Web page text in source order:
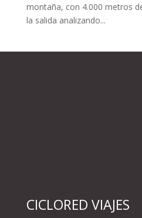
montaña, con 4.000 metros
la salida analizando...
CICLORED VIAJES